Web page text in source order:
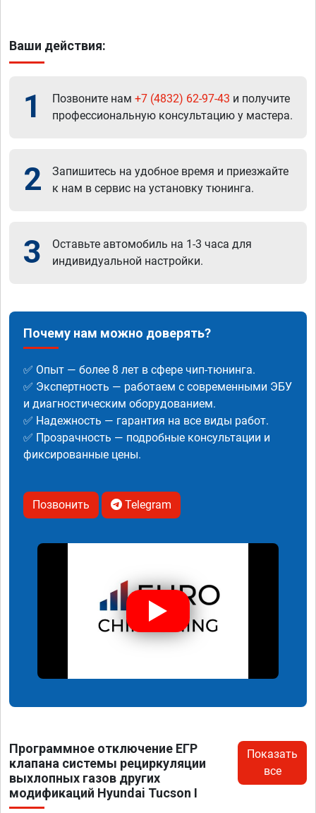
Ваши действия:
1 Позвоните нам +7 (4832) 62-97-43 и получите
профессиональную консультацию у мастера.
2
Запишитесь на удобное время и приезжайте
к нам в сервис на установку тюнинга.
3
Оставьте автомобиль на 1-3 часа для
индивидуальной настройки.
Почему нам можно доверять?
✅ Опыт — более 8 лет в сфере чип-тюнинга.
✅ Экспертность — работаем с современными ЭБУ
и диагностическим оборудованием.
✅ Надежность — гарантия на все виды работ.
✅ Прозрачность — подробные консультации и
фиксированные цены.
Позвонить Telegram
Программное отключение ЕГР
клапана системы рециркуляции
выхлопных газов других
модификаций Hyundai Tucson I
Показать
все